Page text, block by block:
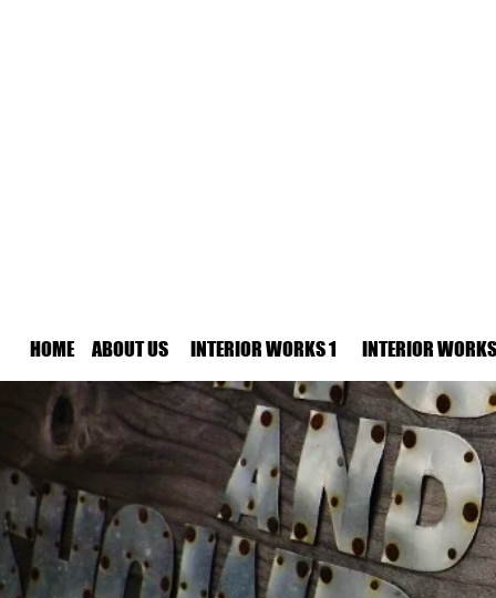
HOME ABOUT US INTERIOR WORKS 1 INTERIOR